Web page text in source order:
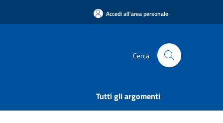
Accedi all'area personale
Cerca
Tutti gli argomenti